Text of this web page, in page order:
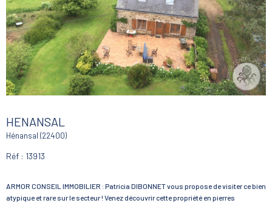
HENANSAL
Hénansal (22400)
Réf : 13913
ARMOR CONSEIL IMMOBILIER : Patricia DIBONNET vous propose de visiter ce bien
atypique et rare sur le secteur ! Venez découvrir cette propriété en pierres